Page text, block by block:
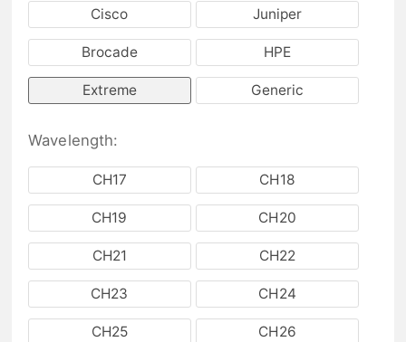
Cisco Juniper
Brocade HPE
Extreme Generic
Wavelength:
CH17 CH18
CH19 CH20
CH21 CH22
CH23 CH24
CH25 CH26